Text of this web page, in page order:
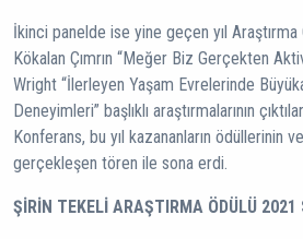
İkinci panelde ise yine geçen yıl Araştırma
Kökalan Çımrın “Meğer Biz Gerçekten
Wright “İlerleyen Yaşam Evrelerinde
Deneyimleri” başlıklı araştırmalarının
Konferans, bu yıl kazananların ödüllerinin
gerçekleşen tören ile sona erdi.
ŞİRİN TEKELİ ARAŞTIRMA ÖDÜLÜ 2021